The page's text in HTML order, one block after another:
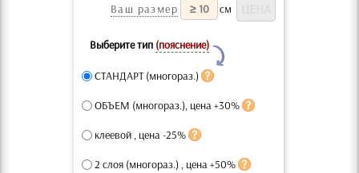
Ваш размер
см
Выберите тип (пояснение)
Y
СТАНДАРТ (многораз.)
ОБЪЕМ (многораз.), цена +30%
клеевой , цена -25%
2 слоя (многораз.) , цена +50%